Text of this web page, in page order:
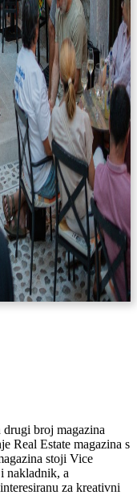
broj magazina
Real Estate magazina s
stoji Vice
nakladnik, a
za kreativni